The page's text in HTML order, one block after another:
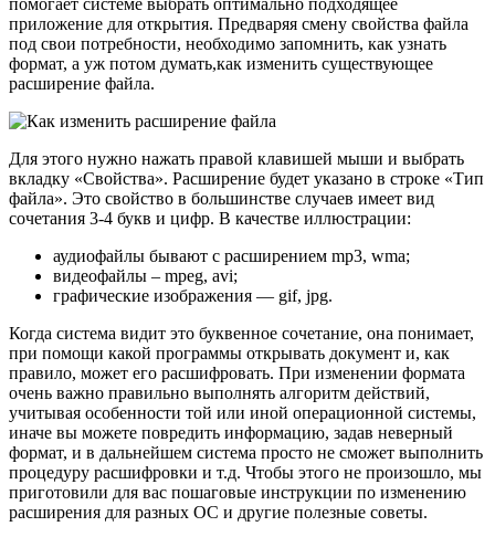
приложение для открытия. Предваряя смену свойства файла
под свои потребности, необходимо запомнить, как узнать
формат, а уж потом думать,как изменить существующее
расширение файла.
Для этого нужно нажать правой клавишей мыши и выбрать
вкладку «Свойства». Расширение будет указано в строке «Тип
файла». Это свойство в большинстве случаев имеет вид
сочетания 3-4 букв и цифр. В качестве иллюстрации:
аудиофайлы бывают с расширением mp3, wma;
видеофайлы – mpeg, avi;
графические изображения — gif, jpg.
Когда система видит это буквенное сочетание, она понимает,
при помощи какой программы открывать документ и, как
правило, может его расшифровать. При изменении формата
очень важно правильно выполнять алгоритм действий,
учитывая особенности той или иной операционной системы,
иначе вы можете повредить информацию, задав неверный
формат, и в дальнейшем система просто не сможет выполнить
процедуру расшифровки и т.д. Чтобы этого не произошло, мы
приготовили для вас пошаговые инструкции по изменению
расширения для разных ОС и другие полезные советы.